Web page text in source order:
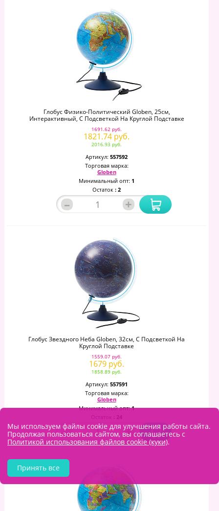
Глобус Физико-Политический Globen, 25см,
Интерактивный, С Подсветкой На Круглой Подставке
1691.62 руб.
1821.74 руб.
2016.93 руб.
Артикул: 557592
Торговая марка:
Globen
Минимальный опт: 1
Остаток : 2
– +
Глобус Звездного Неба Globen, 32см, С Подсветкой На
Круглой Подставке
1559.07 руб.
1679 руб.
1858.89 руб.
Артикул: 557591
Торговая марка:
Globen
Минимальный опт:1
Остаток
: 24
– +
Мы используем файлы cookie для улучшения работы сайта.
Продолжая пользоваться сайтом, вы соглашаетесь с
Политикой использования файлов cookie (куки).
Принять все